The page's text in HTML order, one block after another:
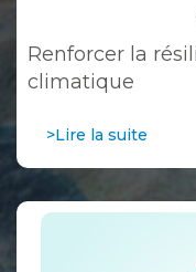
Renforcer la
climatique
>Lire la suite